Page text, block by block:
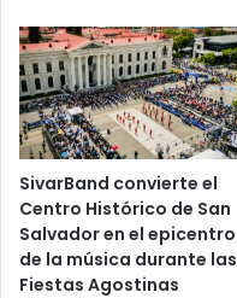
SivarBand convierte el
Centro Histórico de San
Salvador en el epicentro
de la música durante las
Fiestas Agostinas